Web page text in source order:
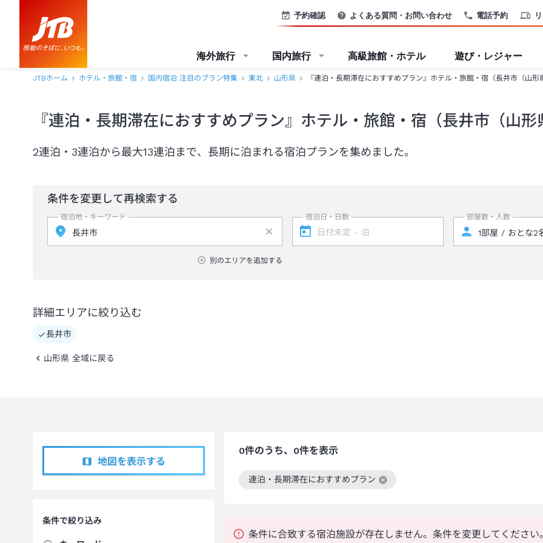
電話予約
予約確認 よくある質問・お問い合わせ
海外旅行 国内旅行 高級旅館・ホテル 遊び・レジャー
JTBホーム ホテル・旅館・宿 国内宿泊 注目のプラン特集 東北 山形県 『連泊・長期滞在におすすめプラン』ホテル・旅館・宿（長井市（山形
『連泊・長期滞在におすすめプラン』ホテル・旅館・宿（長井市（山形
2連泊・3連泊から最大13連泊まで、長期に泊まれる宿泊プランを集めました。
条件を変更して再検索する
宿泊地・キーワード
別のエリアを追加する
宿泊日・日数 部屋数・人数
詳細エリアに絞り込む
長井市
山形県 全域に戻る
地図を表示する
条件で絞り込み
0件のうち、0件を表示
連泊・長期滞在におすすめプラン
この絞り込み条件を解除
条件に合致する宿泊施設が存在しません。条件を変更してください